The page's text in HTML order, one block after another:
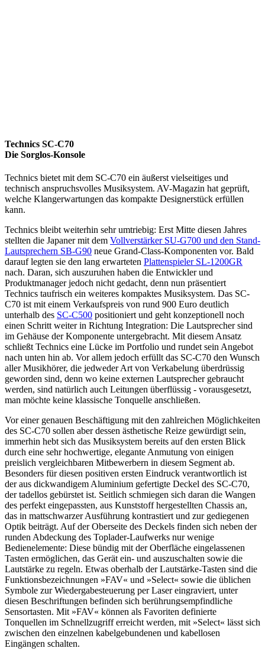
Technics SC-C70
Die Sorglos-Konsole
Technics bietet mit dem SC-C70 ein äußerst vielseitiges und
technisch anspruchsvolles Musiksystem. AV-Magazin hat geprüft,
welche Klangerwartungen das kompakte Designerstück erfüllen
kann.
Technics bleibt weiterhin sehr umtriebig: Erst Mitte diesen Jahres
stellten die Japaner mit dem Vollverstärker SU-G700 und den Stand-
Lautsprechern SB-G90 neue Grand-Class-Komponenten vor. Bald
darauf legten sie den lang erwarteten Plattenspieler SL-1200GR
nach. Daran, sich auszuruhen haben die Entwickler und
Produktmanager jedoch nicht gedacht, denn nun präsentiert
Technics taufrisch ein weiteres kompaktes Musiksystem. Das SC-
C70 ist mit einem Verkaufspreis von rund 900 Euro deutlich
unterhalb des SC-C500 positioniert und geht konzeptionell noch
einen Schritt weiter in Richtung Integration: Die Lautsprecher sind
im Gehäuse der Komponente untergebracht. Mit diesem Ansatz
schließt Technics eine Lücke im Portfolio und rundet sein Angebot
nach unten hin ab. Vor allem jedoch erfüllt das SC-C70 den Wunsch
aller Musikhörer, die jedweder Art von Verkabelung überdrüssig
geworden sind, denn wo keine externen Lautsprecher gebraucht
werden, sind natürlich auch Leitungen überflüssig - vorausgesetzt,
man möchte keine klassische Tonquelle anschließen.
Vor einer genauen Beschäftigung mit den zahlreichen Möglichkeiten
des SC-C70 sollen aber dessen ästhetische Reize gewürdigt sein,
immerhin hebt sich das Musiksystem bereits auf den ersten Blick
durch eine sehr hochwertige, elegante Anmutung von einigen
preislich vergleichbaren Mitbewerbern in diesem Segment ab.
Besonders für diesen positiven ersten Eindruck verantwortlich ist
der aus dickwandigem Aluminium gefertigte Deckel des SC-C70,
der tadellos gebürstet ist. Seitlich schmiegen sich daran die Wangen
des perfekt eingepassten, aus Kunststoff hergestellten Chassis an,
das in mattschwarzer Ausführung kontrastiert und zur gediegenen
Optik beiträgt. Auf der Oberseite des Deckels finden sich neben der
runden Abdeckung des Toplader-Laufwerks nur wenige
Bedienelemente: Diese bündig mit der Oberfläche eingelassenen
Tasten ermöglichen, das Gerät ein- und auszuschalten sowie die
Lautstärke zu regeln. Etwas oberhalb der Lautstärke-Tasten sind die
Funktionsbezeichnungen »FAV« und »Select« sowie die üblichen
Symbole zur Wiedergabesteuerung per Laser eingraviert, unter
diesen Beschriftungen befinden sich berührungsempfindliche
Sensortasten. Mit »FAV« können als Favoriten definierte
Tonquellen im Schnellzugriff erreicht werden, mit »Select« lässt sich
zwischen den einzelnen kabelgebundenen und kabellosen
Eingängen schalten.